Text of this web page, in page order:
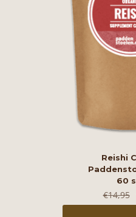
Reishi
60
€14,95